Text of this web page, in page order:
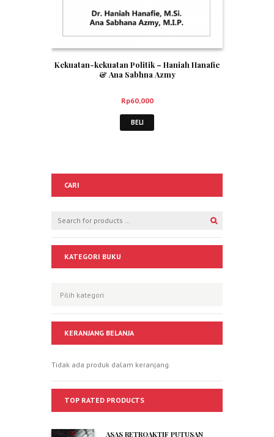
Kekuatan-kekuatan Politik – Haniah Hanafie
& Ana Sabhna Azmy
Rp60,000
BELI
CARI
KATEGORI BUKU
KERANJANG BELANJA
Tidak ada produk dalam keranjang.
TOP RATED PRODUCTS
ASAS RETROAKTIF PUTUSAN